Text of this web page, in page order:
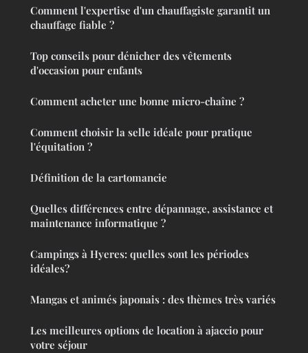
Comment l'expertise d'un chauffagiste garantit un
chauffage fiable ?
Top conseils pour dénicher des vêtements
d'occasion pour enfants
Comment acheter une bonne micro-chaîne ?
Comment choisir la selle idéale pour pratique
l'équitation ?
Définition de la cartomancie
Quelles différences entre dépannage, assistance et
maintenance informatique ?
Campings à Hyeres: quelles sont les périodes
idéales?
Mangas et animés japonais : des thèmes très variés
Les meilleures options de location à ajaccio pour
votre séjour